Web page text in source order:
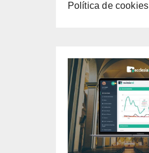
Política de cookies